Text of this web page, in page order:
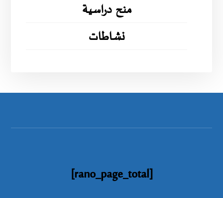
منح دراسية
نشاطات
[rano_page_total]